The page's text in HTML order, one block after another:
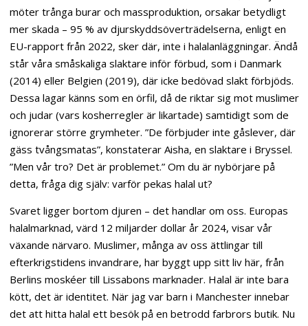
möter trånga burar och massproduktion, orsakar betydligt
mer skada – 95 % av djurskyddsöverträdelserna, enligt en
EU-rapport från 2022, sker där, inte i halalanläggningar. Ändå
står våra småskaliga slaktare inför förbud, som i Danmark
(2014) eller Belgien (2019), där icke bedövad slakt förbjöds.
Dessa lagar känns som en örfil, då de riktar sig mot muslimer
och judar (vars kosherregler är likartade) samtidigt som de
ignorerar större grymheter. ”De förbjuder inte gåslever, där
gäss tvångsmatas”, konstaterar Aisha, en slaktare i Bryssel.
”Men vår tro? Det är problemet.” Om du är nybörjare på
detta, fråga dig själv: varför pekas halal ut?
Svaret ligger bortom djuren – det handlar om oss. Europas
halalmarknad, värd 12 miljarder dollar år 2024, visar vår
växande närvaro. Muslimer, många av oss ättlingar till
efterkrigstidens invandrare, har byggt upp sitt liv här, från
Berlins moskéer till Lissabons marknader. Halal är inte bara
kött, det är identitet. När jag var barn i Manchester innebar
det att hitta halal ett besök på en betrodd farbrors butik. Nu